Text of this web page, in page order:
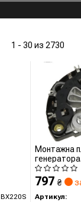
1 - 30 из 2730
BX220S
Монтажна
генератора
ARC0043 AS
797 ₴
Артикул: